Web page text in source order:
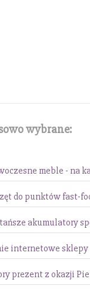
wybrane:
meble - na
do punktów fast-
akumulatory
internetowe
prezent z okazji